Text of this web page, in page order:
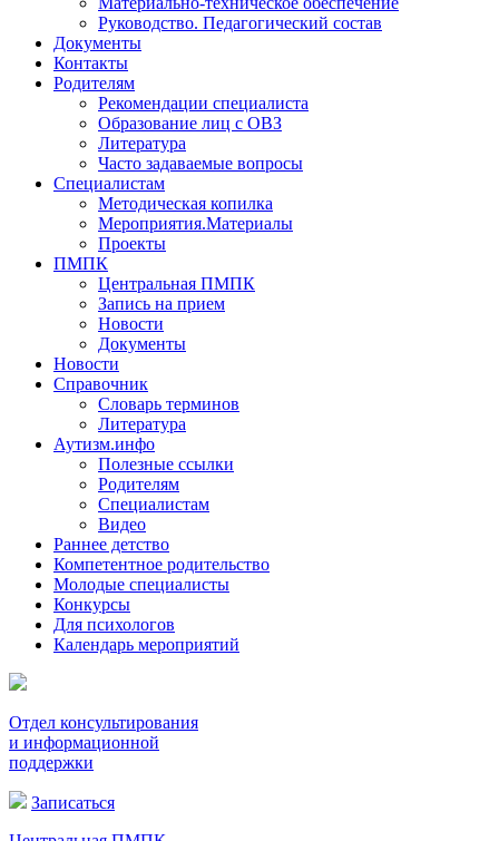
Руководство. Педагогический состав
Документы
Контакты
Родителям
Рекомендации специалиста
Образование лиц с ОВЗ
Литература
Часто задаваемые вопросы
Специалистам
Методическая копилка
Мероприятия.Материалы
Проекты
ПМПК
Центральная ПМПК
Запись на прием
Новости
Документы
Новости
Справочник
Словарь терминов
Литература
Аутизм.инфо
Полезные ссылки
Родителям
Специалистам
Видео
Раннее детство
Компетентное родительство
Молодые специалисты
Конкурсы
Для психологов
Календарь мероприятий
Отдел консультирования
и информационной
поддержки
Записаться